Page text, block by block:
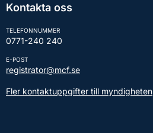
Kontakta oss
TELEFONNUMMER
0771-240 240
E-POST
registrator@mcf.se
Fler kontaktuppgifter till myndigheten